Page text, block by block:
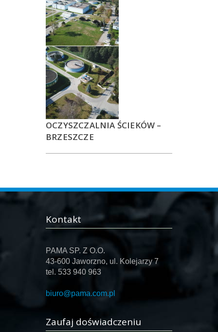
OCZYSZCZALNIA ŚCIEKÓW –
BRZESZCZE
Kontakt
PAMA SP. Z O.O.
43-600 Jaworzno, ul. Kolejarzy 7
tel. 533 940 963
biuro@pama.com.pl
Zaufaj doświadczeniu